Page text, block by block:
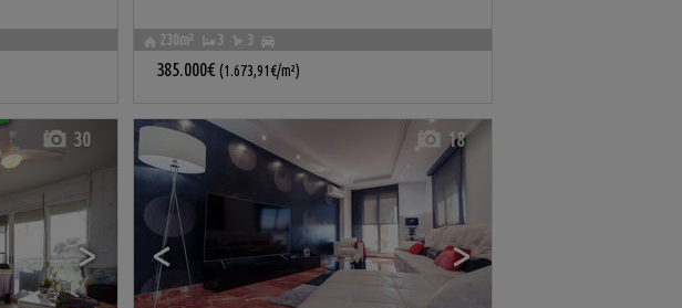
230m² 3 3
385.000€ (1.673,91€/m²)
>
30
< >
18